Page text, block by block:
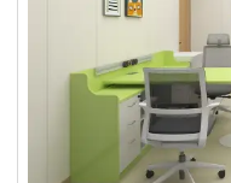
产品享受三年保固及维修
咨询、投诉、维修及应急
人为因素外，经维修后，
Q7. 你们的质量控
质量是我们的文化。我们
行化学和物理测试，只有
50名成员，在交货前对
量生产过程中控制货物的